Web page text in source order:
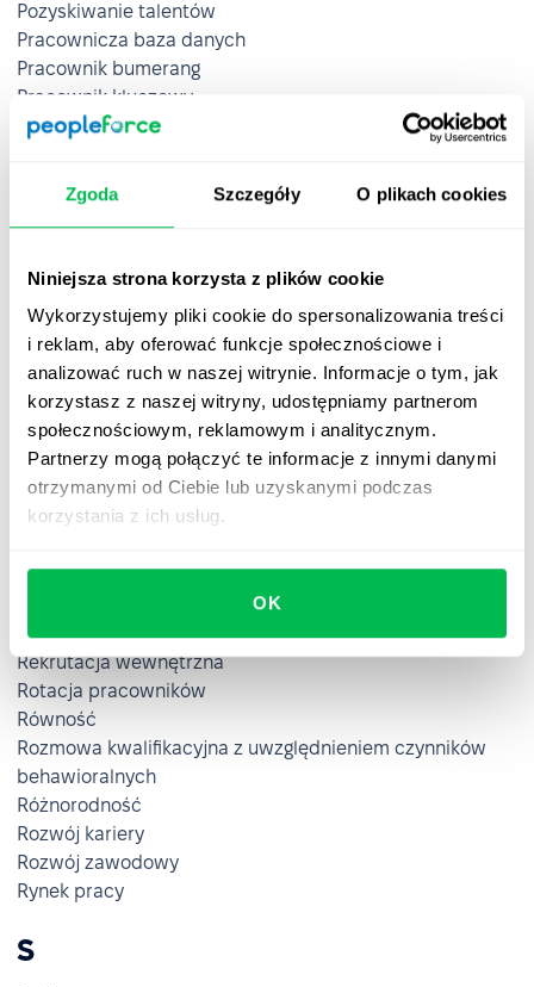
Zgoda Szczegóły O plikach cookies
Niniejsza strona korzysta z plików cookie
Wykorzystujemy pliki cookie do spersonalizowania treści
i reklam, aby oferować funkcje społecznościowe i
analizować ruch w naszej witrynie. Informacje o tym, jak
korzystasz z naszej witryny, udostępniamy partnerom
społecznościowym, reklamowym i analitycznym.
Partnerzy mogą połączyć te informacje z innymi danymi
otrzymanymi od Ciebie lub uzyskanymi podczas
korzystania z ich usług.
OK
Pozyskiwanie talentów
Pracownicza baza danych
Pracownik bumerang
Pracownik kluczowy
Pracownik tymczasowy
Preboarding
Procedury dyscyplinarne
Procesy HR
Programy wellness
Propozycja wartości pracownika
Przerost zatrudnienia
Przychód na pracownika
Przywództwo partycypacyjne
Przywództwo sytuacyjne
R
Recruitment management system
Rekrutacja
Rekrutacja wewnętrzna
Rotacja pracowników
Równość
Rozmowa kwalifikacyjna z uwzględnieniem czynników
behawioralnych
Różnorodność
Rozwój kariery
Rozwój zawodowy
Rynek pracy
S